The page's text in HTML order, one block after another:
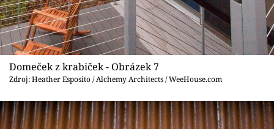
Domeček z krabiček - Obrázek 7
Zdroj: Heather Esposito / Alchemy Architects / WeeHouse.com